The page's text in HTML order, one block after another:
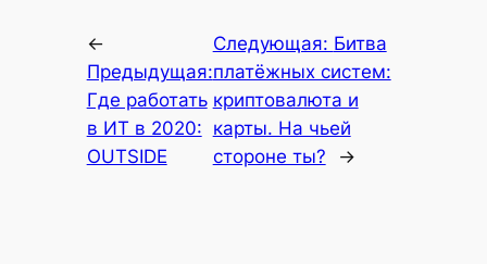
←
Предыдущая:
Где работать
в ИТ в 2020:
OUTSIDE
Следующая: Битва
платёжных систем:
криптовалюта и
карты. На чьей
стороне ты?
→